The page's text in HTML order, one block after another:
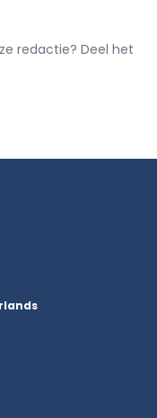
redactie? Deel het